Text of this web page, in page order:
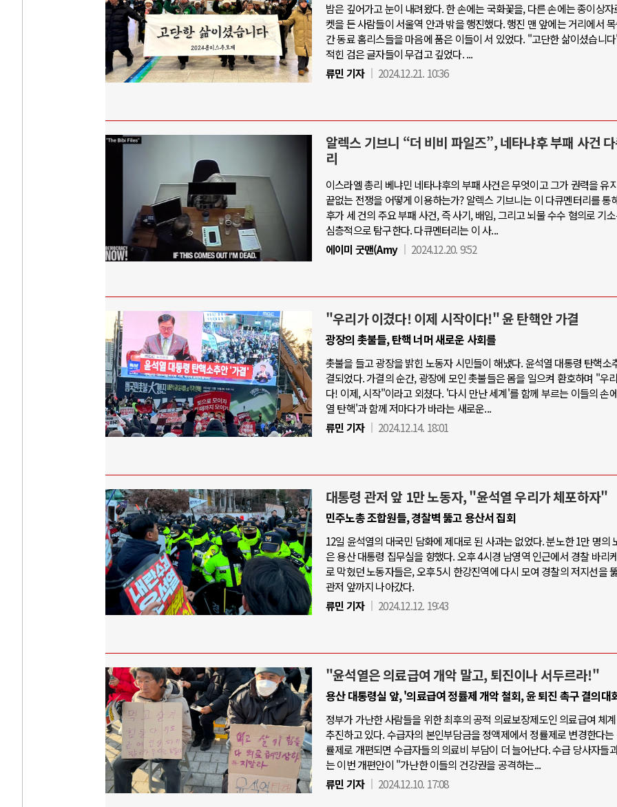
밤은 깊어가고 눈이 내려왔다. 한 손에는 국화꽃을, 다른 손에는 종이상자
켓을 든 사람들이 서울역 안과 밖을 행진했다. 행진 맨 앞에는 거리에서
간 동료 홈리스들을 마음에 품은 이들이 서 있었다. "고단한 삶이셨습니
적힌 검은 글자들이 무겁고 깊었다. ...
류민 기자
2024.12.21. 10:36
알렉스 기브니 “더 비비 파일즈”, 네타냐후 부패 사건
리
이스라엘 총리 베냐민 네타냐후의 부패 사건은 무엇이고 그가 권력을 유
끝없는 전쟁을 어떻게 이용하는가? 알렉스 기브니는 이 다큐멘터리를 통
후가 세 건의 주요 부패 사건, 즉 사기, 배임, 그리고 뇌물 수수 혐의로 기
심층적으로 탐구한다. 다큐멘터리는 이 사...
에이미 굿맨(Amy
2024.12.20. 9:52
"우리가 이겼다! 이제 시작이다!" 윤 탄핵안 가결
광장의 촛불들, 탄핵 너머 새로운 사회를
촛불을 들고 광장을 밝힌 노동자 시민들이 해냈다. 윤석열 대통령 탄핵소
결되었다. 가결의 순간, 광장에 모인 촛불들은 몸을 일으켜 환호하며 "우
다! 이제, 시작"이라고 외쳤다. '다시 만난 세계'를 함께 부르는 이들의 손
열 탄핵'과 함께 저마다가 바라는 새로운...
류민 기자
2024.12.14. 18:01
대통령 관저 앞 1만 노동자, "윤석열 우리가 체포하자"
민주노총 조합원들, 경찰벽 뚫고 용산서 집회
12일 윤석열의 대국민 담화에 제대로 된 사과는 없었다. 분노한 1만 명의
은 용산 대통령 집무실을 향했다. 오후 4시경 남영역 인근에서 경찰 바리
로 막혔던 노동자들은, 오후 5시 한강진역에 다시 모여 경찰의 저지선을
관저 앞까지 나아갔다.
류민 기자
2024.12.12. 19:43
"윤석열은 의료급여 개악 말고, 퇴진이나 서두르라!"
용산 대통령실 앞, '의료급여 정률제 개악 철회, 윤 퇴진 촉구 결의대
정부가 가난한 사람들을 위한 최후의 공적 의료보장제도인 의료급여 체
추진하고 있다. 수급자의 본인부담금을 정액제에서 정률제로 변경한다는
률제로 개편되면 수급자들의 의료비 부담이 더 늘어난다. 수급 당사자들
는 이번 개편안이 "가난한 이들의 건강권을 공격하는...
류민 기자
2024.12.10. 17:08